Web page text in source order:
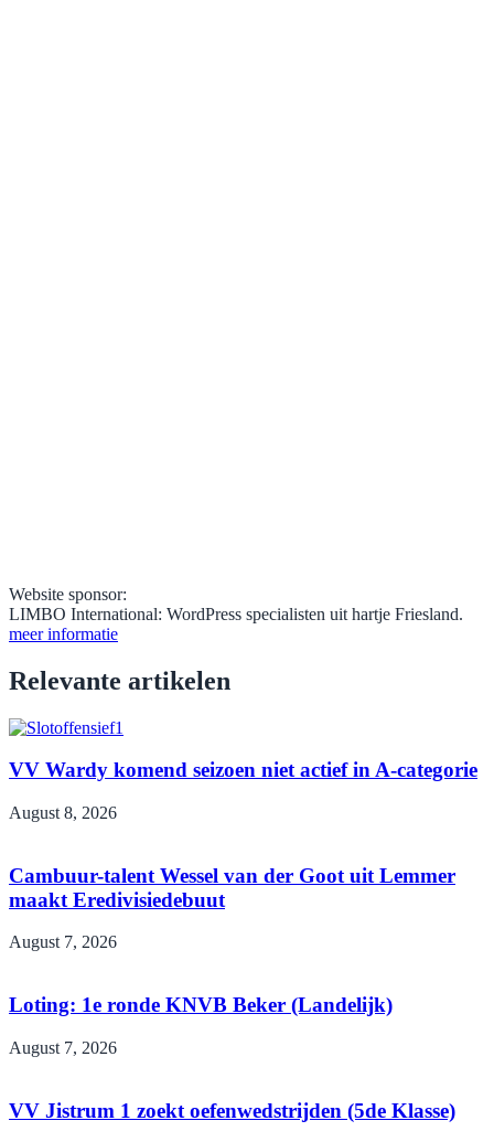
Website sponsor:
LIMBO International: WordPress specialisten uit hartje Friesland.
meer informatie
Relevante artikelen
VV Wardy komend seizoen niet actief in A-categorie
August 8, 2026
Cambuur-talent Wessel van der Goot uit Lemmer
maakt Eredivisiedebuut
August 7, 2026
Loting: 1e ronde KNVB Beker (Landelijk)
August 7, 2026
VV Jistrum 1 zoekt oefenwedstrijden (5de Klasse)